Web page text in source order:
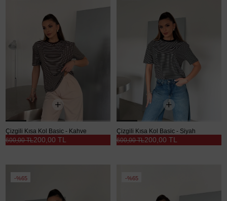
Çizgili Kısa Kol Basic - Kahve
200,00 TL
600,00 TL
Çizgili Kısa Kol Basic - Siyah
200,00 TL
600,00 TL
%65 %65